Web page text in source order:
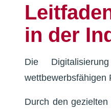
in der
Die
wettbewerbsfähigen
Durch den